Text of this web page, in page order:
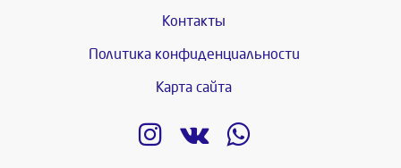
Контакты
Политика конфиденциальности
Карта сайта